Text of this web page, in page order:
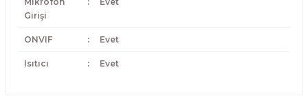
Girişi
ONVIF : Evet
Isıtıcı : Evet